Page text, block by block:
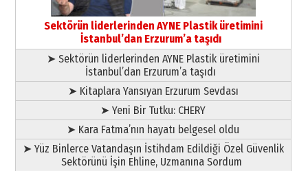
Bir fotoğraf, bir şehir, bir
gazeteci… Dizginler kimin
elinde?
A. Berhan Yılmaz
BİR BÖLÜM DEĞİL, BİR ÖMÜR
SEÇİYORSUNUZ… “NEDEN
ATATÜRK ÜNİVERSİTESİ?”
28 Temmuz 2026 Salı
Ahmet Gökhan YAZICI
Ahmed Yesevi’den bir Alperen…
”Reisimiz” idi… Hakka yürüdü.!
26 Mart 2026 Perşembe
Sektörün liderlerinden AYNE Plastik üretimini
İstanbul’dan Erzurum’a taşıdı
➤ Sektörün liderlerinden AYNE Plastik üretimini
İstanbul’dan Erzurum’a taşıdı
➤ Kitaplara Yansıyan Erzurum Sevdası
➤ Yeni Bir Tutku: CHERY
➤ Kara Fatma’nın hayatı belgesel oldu
➤ Yüz Binlerce Vatandaşın İstihdam Edildiği Özel Güvenlik
Sektörünü İşin Ehline, Uzmanına Sordum